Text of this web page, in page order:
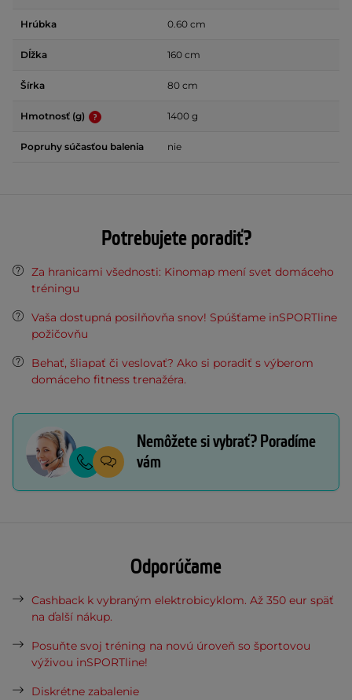
Hrúbka 0.60 cm
Dĺžka 160 cm
Šírka 80 cm
Hmotnosť (g) 1400 g
Popruhy súčasťou balenia nie
Potrebujete poradiť?
Za hranicami všednosti: Kinomap mení svet domáceho
tréningu
Vaša dostupná posilňovňa snov! Spúšťame inSPORTline
požičovňu
Behať, šliapať či veslovať? Ako si poradiť s výberom
domáceho fitness trenažéra.
Nemôžete si vybrať? Poradíme
vám
Odporúčame
Cashback k vybraným elektrobicyklom. Až 350 eur späť
na ďalší nákup.
Posuňte svoj tréning na novú úroveň so športovou
výživou inSPORTline!
Diskrétne zabalenie